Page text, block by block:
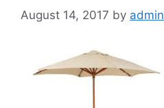
August 14, 2017 by admin